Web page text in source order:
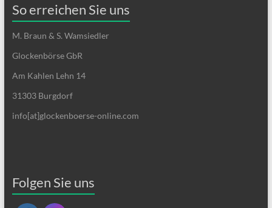
So erreichen Sie uns
M. Braun & S. Wamsiedler
Glockenbörse GbR
Am Kahlen Lehn 14
31303 Burgdorf
info[at]glockenboerse-online.com
Folgen Sie uns